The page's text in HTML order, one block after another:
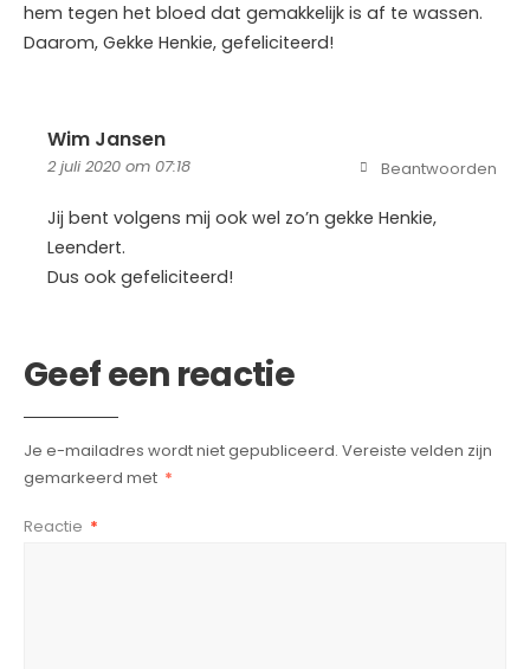
hem tegen het bloed dat gemakkelijk is af te wassen.
Daarom, Gekke Henkie, gefeliciteerd!
Wim Jansen
2 juli 2020 om 07:18
Jij bent volgens mij ook wel zo’n gekke Henkie,
Leendert.
Dus ook gefeliciteerd!
Beantwoorden
Geef een reactie
Je e-mailadres wordt niet gepubliceerd. Vereiste velden zijn
gemarkeerd met *
Reactie *